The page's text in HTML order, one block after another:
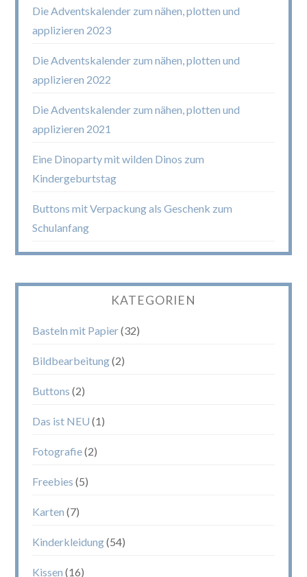
Die Adventskalender zum nähen, plotten und
applizieren 2023
Die Adventskalender zum nähen, plotten und
applizieren 2022
Die Adventskalender zum nähen, plotten und
applizieren 2021
Eine Dinoparty mit wilden Dinos zum
Kindergeburtstag
Buttons mit Verpackung als Geschenk zum
Schulanfang
KATEGORIEN
Basteln mit Papier(32)
Bildbearbeitung(2)
Buttons (2)
Das ist NEU (1)
Fotografie(2)
Freebies (5)
Karten (7)
Kinderkleidung(54)
Kissen (16)